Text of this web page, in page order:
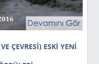
ÇEVRESİ) ESKİ YENİ